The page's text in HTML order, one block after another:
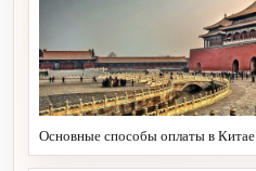
Основные способы оплаты в Китае